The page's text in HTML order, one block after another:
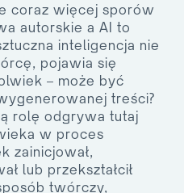
coraz więcej sporów
autorskie a AI to
inteligencja nie
pojawia się
– może być
treści?
rolę odgrywa tutaj
w proces
zainicjował,
lub przekształcił
twórczy,